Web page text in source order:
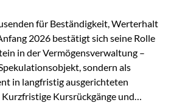
für Beständigkeit, Werterhalt
2026 bestätigt sich seine Rolle
in der Vermögensverwaltung –
sondern als
in langfristig ausgerichteten